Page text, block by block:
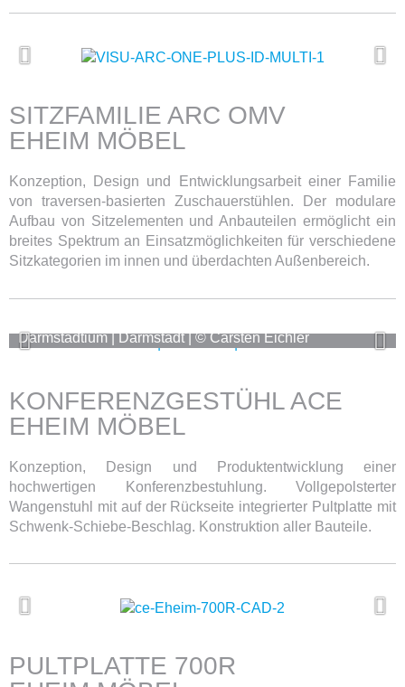
SITZFAMILIE ARC OMV
EHEIM MÖBEL
Konzeption, Design und Entwicklungsarbeit einer Familie
von traversen-basierten Zuschauerstühlen. Der modulare
Aufbau von Sitzelementen und Anbauteilen ermöglicht ein
breites Spektrum an Einsatzmöglichkeiten für verschiedene
Sitzkategorien im innen und überdachten Außenbereich.
Darmstadtium | Darmstadt | © Carsten Eichler
KONFERENZGESTÜHL ACE
EHEIM MÖBEL
Konzeption, Design und Produktentwicklung einer
hochwertigen Konferenzbestuhlung. Vollgepolsterter
Wangenstuhl mit auf der Rückseite integrierter Pultplatte mit
Schwenk-Schiebe-Beschlag. Konstruktion aller Bauteile.
PULTPLATTE 700R